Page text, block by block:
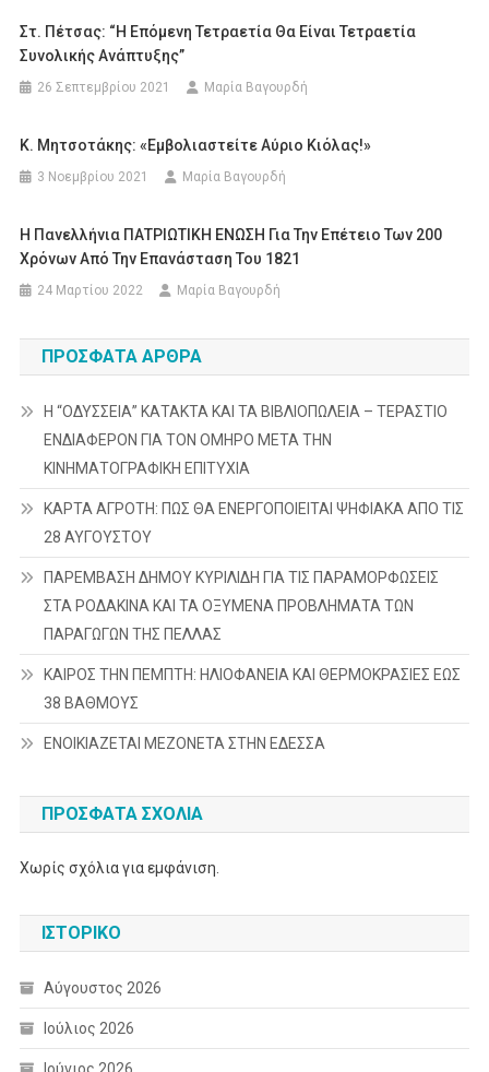
Στ. Πέτσας: “Η Επόμενη Τετραετία Θα Είναι Τετραετία
Συνολικής Ανάπτυξης”
26 Σεπτεμβρίου 2021 Μαρία Βαγουρδή
Κ. Μητσοτάκης: «Εμβολιαστείτε Αύριο Κιόλας!»
3 Νοεμβρίου 2021 Μαρία Βαγουρδή
Η Πανελλήνια ΠΑΤΡΙΩΤΙΚΗ ΕΝΩΣΗ Για Την Επέτειο Των 200
Χρόνων Από Την Επανάσταση Του 1821
24 Μαρτίου 2022 Μαρία Βαγουρδή
ΠΡΌΣΦΑΤΑ ΆΡΘΡΑ
Η “ΟΔΥΣΣΕΙΑ” ΚΑΤΑΚΤΑ ΚΑΙ ΤΑ ΒΙΒΛΙΟΠΩΛΕΙΑ – ΤΕΡΑΣΤΙΟ
ΕΝΔΙΑΦΕΡΟΝ ΓΙΑ ΤΟΝ ΟΜΗΡΟ ΜΕΤΑ ΤΗΝ
ΚΙΝΗΜΑΤΟΓΡΑΦΙΚΗ ΕΠΙΤΥΧΙΑ
ΚΑΡΤΑ ΑΓΡΟΤΗ: ΠΩΣ ΘΑ ΕΝΕΡΓΟΠΟΙΕΙΤΑΙ ΨΗΦΙΑΚΑ ΑΠΟ ΤΙΣ
28 ΑΥΓΟΥΣΤΟΥ
ΠΑΡΕΜΒΑΣΗ ΔΗΜΟΥ ΚΥΡΙΛΙΔΗ ΓΙΑ ΤΙΣ ΠΑΡΑΜΟΡΦΩΣΕΙΣ
ΣΤΑ ΡΟΔΑΚΙΝΑ ΚΑΙ ΤΑ ΟΞΥΜΕΝΑ ΠΡΟΒΛΗΜΑΤΑ ΤΩΝ
ΠΑΡΑΓΩΓΩΝ ΤΗΣ ΠΕΛΛΑΣ
ΚΑΙΡΟΣ ΤΗΝ ΠΕΜΠΤΗ: ΗΛΙΟΦΑΝΕΙΑ ΚΑΙ ΘΕΡΜΟΚΡΑΣΙΕΣ ΕΩΣ
38 ΒΑΘΜΟΥΣ
ΕΝΟΙΚΙΑΖΕΤΑΙ ΜΕΖΟΝΕΤΑ ΣΤΗΝ ΕΔΕΣΣΑ
ΠΡΌΣΦΑΤΑ ΣΧΌΛΙΑ
Χωρίς σχόλια για εμφάνιση.
ΙΣΤΟΡΙΚΌ
Αύγουστος 2026
Ιούλιος 2026